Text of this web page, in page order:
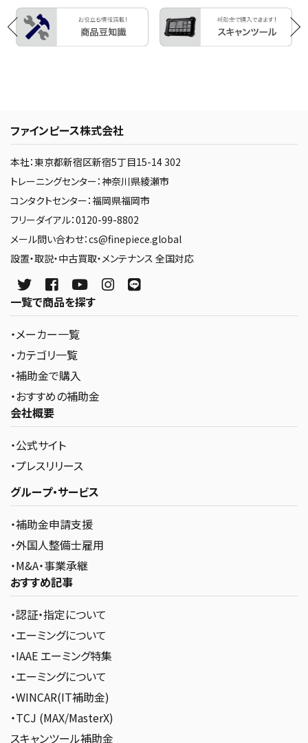
ファインピース株式会社
本社：東京都新宿区新宿5丁目15-14 302
トレーニングセンター：神奈川県綾瀬市
コンタクトセンター：福岡県福岡市
フリーダイアル：0120-99-8802
メール問い合わせ：cs@finepiece.global
設置・取説・中古買取・メンテナンス 全国対応
一覧で商品を探す
・メーカー一覧
・カテゴリ一覧
・補助金で購入
・おすすめの補助金
会社概要
・公式サイト
・プレスリリース
グループ・サービス
・補助金申請支援
・外国人整備士雇用
・M&A・事業承継
おすすめ記事
・認証・指定について
・エーミングについて
・IAAE エーミング特集
・エーミングについて
・WINCAR(IT補助金)
・TCJ (MAX/MasterX)
スキャンツール補助金